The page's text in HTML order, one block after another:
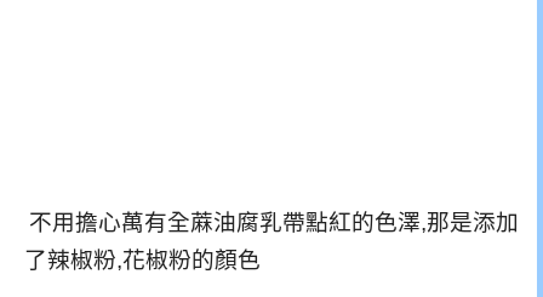
不用擔心萬有全蔴油腐乳帶點紅的色澤,那是添加
了辣椒粉,花椒粉的顏色